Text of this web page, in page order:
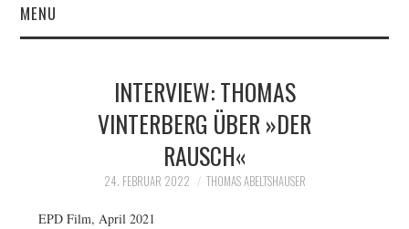
MENU
PREIS DER DEUTSCHEN
INTERVIEW: THOMAS
VINTERBERG ÜBER »DER
RAUSCH«
24. FEBRUAR 2022 THOMAS ABELTSHAUSER
EPD Film, April 2021